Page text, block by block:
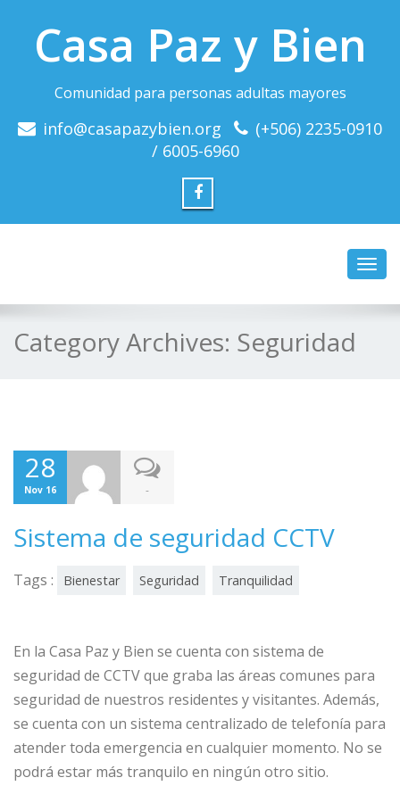
Casa Paz y Bien
Comunidad para personas adultas mayores
info@casapazybien.org
(+506) 2235-0910
/ 6005-6960
Category Archives: Seguridad
28
Nov 16 -
Sistema de seguridad CCTV
Tags : Bienestar Seguridad Tranquilidad
En la Casa Paz y Bien se cuenta con sistema de
seguridad de CCTV que graba las áreas comunes para
seguridad de nuestros residentes y visitantes. Además,
se cuenta con un sistema centralizado de telefonía para
atender toda emergencia en cualquier momento. No se
podrá estar más tranquilo en ningún otro sitio.